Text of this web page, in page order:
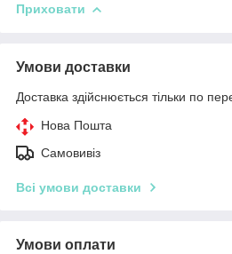
Приховати
Умови доставки
Доставка здійснюється тільки по
Нова Пошта
Самовивіз
Всі умови доставки
Умови оплати